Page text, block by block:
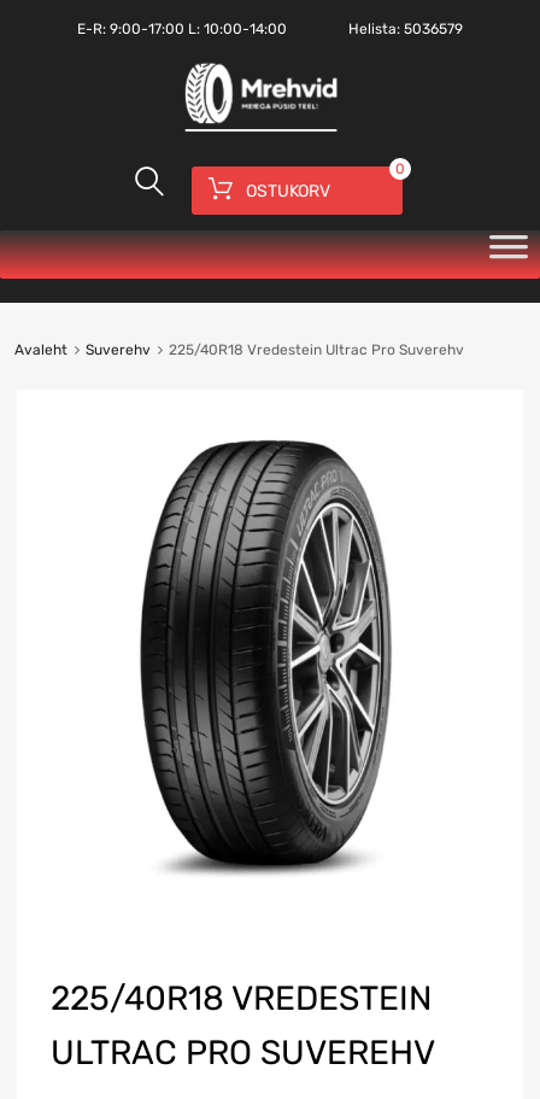
E-R: 9:00-17:00 L: 10:00-14:00 Helista:5036579
OSTUKORV
0
Avaleht Suverehv 225/40R18 Vredestein Ultrac Pro Suverehv
225/40R18 VREDESTEIN
ULTRAC PRO SUVEREHV